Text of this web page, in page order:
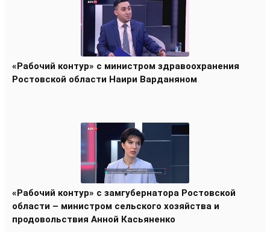
«Рабочий контур» с министром здравоохранения
Ростовской области Наири Варданяном
«Рабочий контур» с замгубернатора Ростовской
области – министром сельского хозяйства и
продовольствия Анной Касьяненко